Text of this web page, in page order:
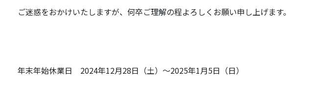
ご迷惑をおかけいたしますが、何卒ご理解の程よろしくお願い申し上げます。
年末年始休業日 2024年12月28日（土）～2025年1月5日（日）